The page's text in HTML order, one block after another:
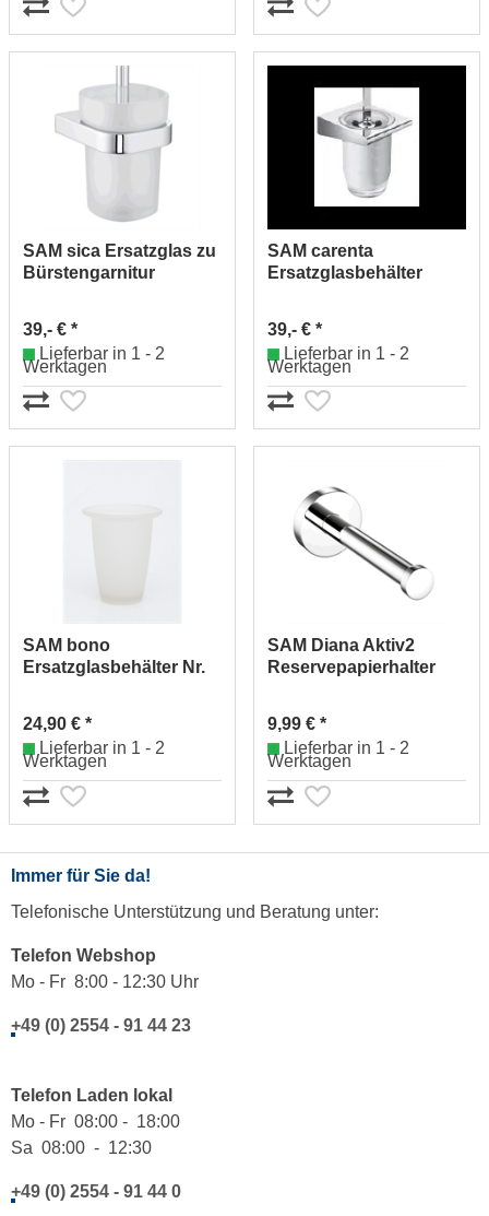
SAM sica Ersatzglas zu
Bürstengarnitur
39,- € *
Lieferbar in 1 - 2
Werktagen
SAM carenta
Ersatzglasbehälter
39,- € *
Lieferbar in 1 - 2
Werktagen
SAM bono
Ersatzglasbehälter Nr.
24,90 € *
Lieferbar in 1 - 2
Werktagen
SAM Diana Aktiv2
Reservepapierhalter
9,99 € *
Lieferbar in 1 - 2
Werktagen
Immer für Sie da!
Telefonische Unterstützung und Beratung unter:
Telefon Webshop
Mo - Fr 8:00 - 12:30 Uhr
+49 (0) 2554 - 91 44 23
Telefon Laden lokal
Mo - Fr 08:00 - 18:00
Sa 08:00 - 12:30
+49 (0) 2554 - 91 44 0